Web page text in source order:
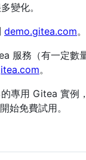
變化。
demo.gitea.com。
服務（有一定數
。
專用 Gitea 實例
開始免費試用。